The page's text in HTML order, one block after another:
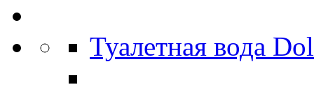
Туалетная вода